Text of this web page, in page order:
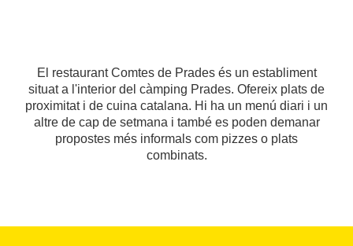
El restaurant Comtes de Prades és un establiment
situat a l'interior del càmping Prades. Ofereix plats de
proximitat i de cuina catalana. Hi ha un menú diari i un
altre de cap de setmana i també es poden demanar
propostes més informals com pizzes o plats
combinats.